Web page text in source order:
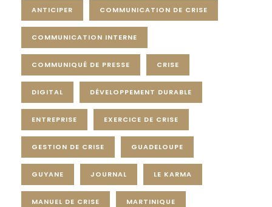
ANTICIPER COMMUNICATION DE CRISE
COMMUNICATION INTERNE
COMMUNIQUÉ DE PRESSE CRISE
DIGITAL DÉVELOPPEMENT DURABLE
ENTREPRISE EXERCICE DE CRISE
GESTION DE CRISE GUADELOUPE
GUYANE JOURNAL LE KARMA
MANUEL DE CRISE MARTINIQUE